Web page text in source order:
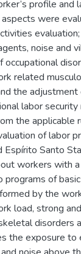
profile and
were
noise and
occupational
related
the
labor
the applicable
of labor
Espírito Santo
workers with
of
by the
load, strong
disorders
the exposure to